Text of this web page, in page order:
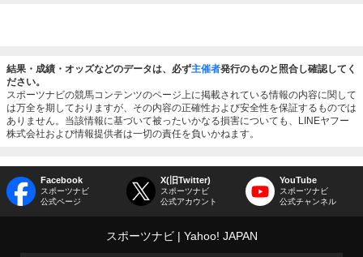
結果・成績・オッズなどのデータは、必ず主催者発行のものと照合し確認してく
ださい。
スポーツナビの競馬コンテンツのページ上に掲載されている情報の内容に関して
は万全を期しておりますが、その内容の正確性および安全性を保証するものでは
ありません。当該情報に基づいて被ったいかなる損害についても、LINEヤフー
株式会社および情報提供者は一切の責任を負いかねます。
Facebook
スポーツナビ
公式ページ
X(旧Twitter)
スポーツナビ
公式アカウント
YouTube
スポーツナビ
公式チャンネル
スポーツナビ Yahoo! JAPAN